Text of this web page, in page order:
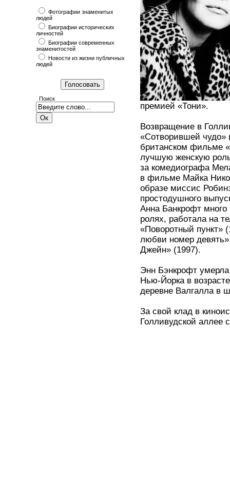
Фотографии знаменитых
людей
Биографии исторических
личностей
Биографии современных
знаменитостей
Новости из жизни публичных
людей
Поиск
премией «Тони».
Возвращение в
«Сотворившей чудо»
британском фильме
лучшую женскую
за комедиографа
в фильме Майка
образе миссис
простодушного
Анна Банкрофт
ролях, работала на
«Поворотный пункт»
любви номер
Джейн» (1997).
Энн Бэнкрофт
Нью-Йорка в
деревне Валгалла в
За свой клад в
Голливудской аллее